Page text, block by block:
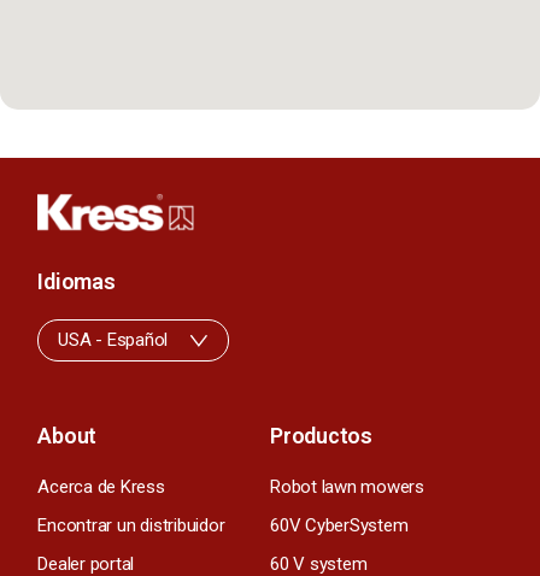
About
Acerca de Kress
Encontrar un distribuidor
Dealer portal
Productos
Robot lawn mowers
60V CyberSystem
60 V system
Idiomas
USA - Español